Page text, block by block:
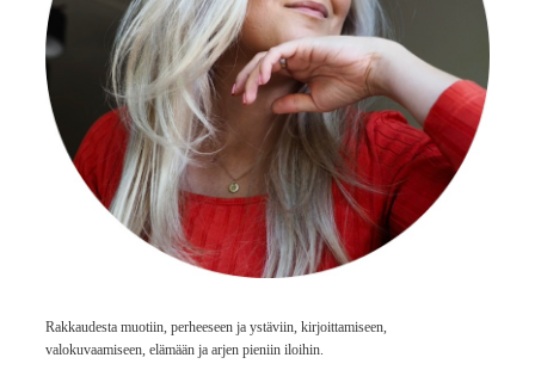
Rakkaudesta muotiin, perheeseen ja ystäviin, kirjoittamiseen,
valokuvaamiseen, elämään ja arjen pieniin iloihin.